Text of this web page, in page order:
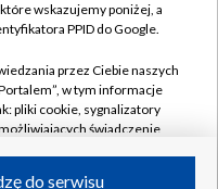
wskazujemy poniżej, a
PPID do Google.
przez Ciebie naszych
w tym informacje
pliki cookie, sygnalizatory
świadczenie
do serwisu